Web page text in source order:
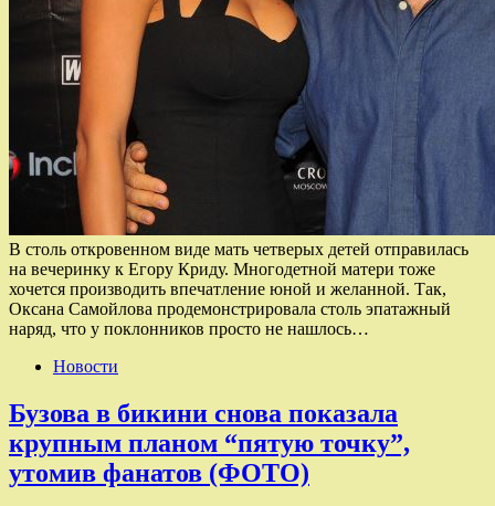
В столь откровенном виде мать четверых детей отправилась
на вечеринку к Егору Криду. Многодетной матери тоже
хочется производить впечатление юной и желанной. Так,
Оксана Самойлова продемонстрировала столь эпатажный
наряд, что у поклонников просто не нашлось…
Новости
Бузова в бикини снова показала
крупным планом “пятую точку”,
утомив фанатов (ФОТО)